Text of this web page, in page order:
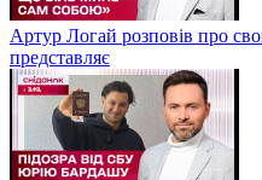
Артур Логай розповів про
представляє